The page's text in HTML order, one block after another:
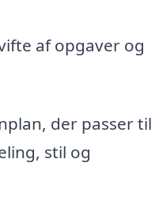
af opgaver og
der passer til
stil og